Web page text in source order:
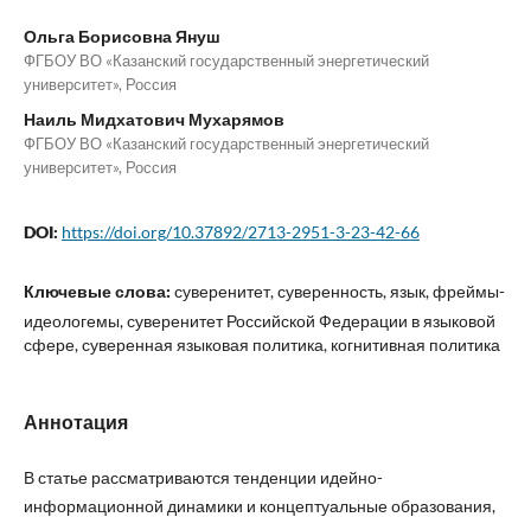
Ольга Борисовна Януш
ФГБОУ ВО «Казанский государственный энергетический
университет», Россия
Наиль Мидхатович Мухарямов
ФГБОУ ВО «Казанский государственный энергетический
университет», Россия
DOI: https://doi.org/10.37892/2713-2951-3-23-42-66
Ключевые слова: суверенитет, суверенность, язык, фреймы-
идеологемы, суверенитет Российской Федерации в языковой
сфере, суверенная языковая политика, когнитивная политика
Аннотация
В статье рассматриваются тенденции идейно-
информационной динамики и концептуальные образования,